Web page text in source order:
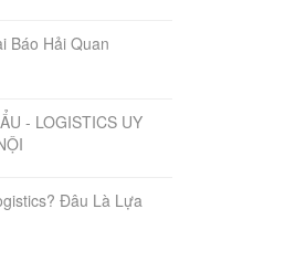
Báo Hải Quan
- LOGISTICS UY
Đâu Là Lựa